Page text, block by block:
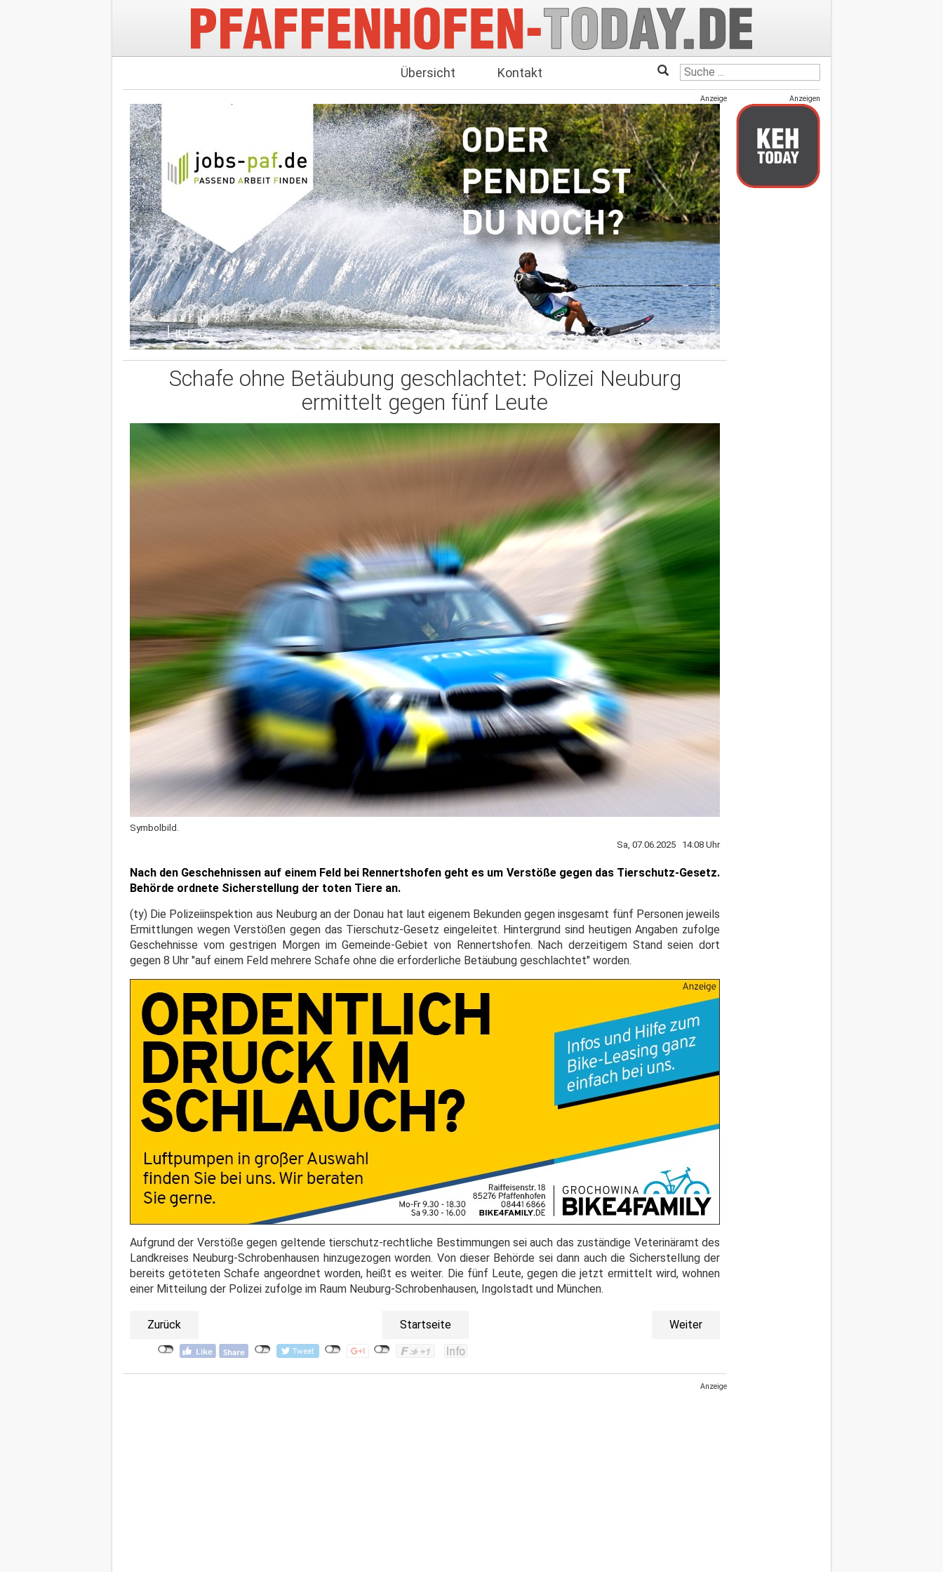
Übersicht Kontakt
Anzeige
Schafe ohne Betäubung geschlachtet: Polizei Neuburg
ermittelt gegen fünf Leute
Symbolbild.
Sa, 07.06.2025 14:08 Uhr
Nach den Geschehnissen auf einem Feld bei Rennertshofen geht es um Verstöße gegen das Tierschutz-Gesetz.
Behörde ordnete Sicherstellung der toten Tiere an.
(ty) Die Polizeiinspektion aus Neuburg an der Donau hat laut eigenem Bekunden gegen insgesamt fünf Personen jeweils
Ermittlungen wegen Verstößen gegen das Tierschutz-Gesetz eingeleitet. Hintergrund sind heutigen Angaben zufolge
Geschehnisse vom gestrigen Morgen im Gemeinde-Gebiet von Rennertshofen. Nach derzeitigem Stand seien dort
gegen 8 Uhr "auf einem Feld mehrere Schafe ohne die erforderliche Betäubung geschlachtet" worden.
Aufgrund der Verstöße gegen geltende tierschutz-rechtliche Bestimmungen sei auch das zuständige Veterinäramt des
Landkreises Neuburg-Schrobenhausen hinzugezogen worden. Von dieser Behörde sei dann auch die Sicherstellung der
bereits getöteten Schafe angeordnet worden, heißt es weiter. Die fünf Leute, gegen die jetzt ermittelt wird, wohnen
einer Mitteilung der Polizei zufolge im Raum Neuburg-Schrobenhausen, Ingolstadt und München.
Zurück Startseite Weiter
Anzeige
Anzeigen